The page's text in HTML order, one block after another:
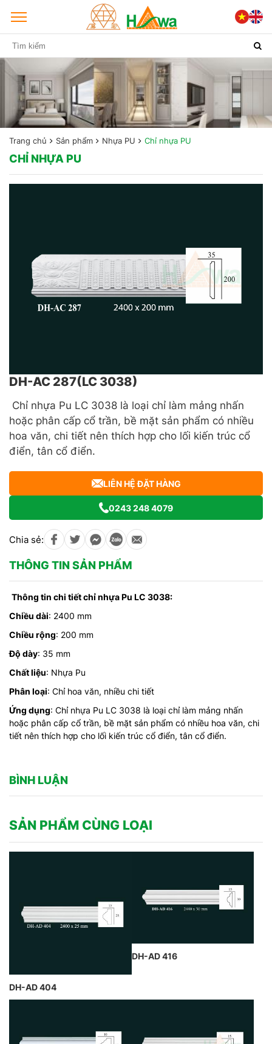
Trang chủ Sản phẩm Nhựa PU Chỉ nhựa PU
CHỈ NHỰA PU
DH-AC 287(LC 3038)
Chỉ nhựa Pu LC 3038 là loại chỉ làm mảng nhấn
hoặc phân cấp cổ trần, bề mặt sản phẩm có nhiều
hoa văn, chi tiết nên thích hợp cho lối kiến trúc cổ
điển, tân cổ điển.
LIÊN HỆ ĐẶT HÀNG
0243 248 4079
Chia sẻ:
THÔNG TIN SẢN PHẨM
Thông tin chi tiết chỉ nhựa Pu LC 3038:
Chiều dài: 2400 mm
Chiều rộng: 200 mm
Độ dày: 35 mm
Chất liệu: Nhựa Pu
Phân loại: Chỉ hoa văn, nhiều chi tiết
Ứng dụng: Chỉ nhựa Pu LC 3038 là loại chỉ làm mảng nhấn
hoặc phân cấp cổ trần, bề mặt sản phẩm có nhiều hoa văn, chi
tiết nên thích hợp cho lối kiến trúc cổ điển, tân cổ điển.
BÌNH LUẬN
SẢN PHẨM CÙNG LOẠI
DH-AD 404
DH-AD 416